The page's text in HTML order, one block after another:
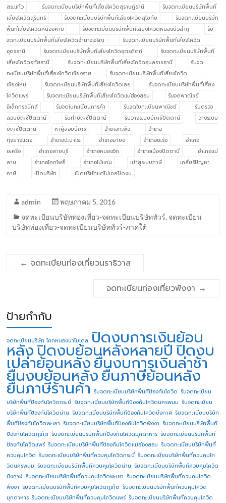
สระแก้ว
รับจดทะเบียนบริษัทพื้นที่เสี่ยงโควิดสุราษฎ์ธานี
รับจดทะเบียนบริษัทพื้นที่
เสี่ยงโควิดสุรินทร์
รับจดทะเบียนบริษัทพื้นที่เสี่ยงโควิดสุโขทัย
รับจดทะเบียนบริษัท
พื้นที่เสี่ยงโควิดหนองคาย
รับจดทะเบียนบริษัทพื้นที่เสี่ยงโควิดหนองบัวลำภู
รับ
จดทะเบียนบริษัทพื้นที่เสี่ยงโควิดอำนาจเจริญ
รับจดทะเบียนบริษัทพื้นที่เสี่ยงโควิด
อุดรธานี
รับจดทะเบียนบริษัทพื้นที่เสี่ยงโควิดอุตรดิตถ์
รับจดทะเบียนบริษัทพื้นที่
เสี่ยงโควิดอุทัยธานี
รับจดทะเบียนบริษัทพื้นที่เสี่ยงโควิดอุบลราชธานี
รับจด
ทะเบียนบริษัทพื้นที่เสี่ยงโควิดเชียงราย
รับจดทะเบียนบริษัทพื้นที่เสี่ยงโควิด
เชียงใหม่
รับจดทะเบียนบริษัทพื้นที่เสี่ยงโควิดเลย
รับจดทะเบียนบริษัทพื้นที่เสี่ยง
โควิดแพร่
รับจดทะเบียนบริษัทพื้นที่เสี่ยงโควิดแม่ฮ่องสอน
รับจดพาณิชย์
อิเล็กทรอนิกส์
รับจดใบทะเบียนการค้า รับจดใบทะเบียนพาณิชย์
รับตรวจ
สอบบัญชีปัตตานี
รับทำบัญชีปัตตานี รับวางระบบบัญชีปัตตานี
วางระบบ
บัญชีปัตตานี
หาผู้สอบบัญชี อำเภอกะพ้อ
อำเภอ
ทุ่งยางแดง
อำเภอปะนาเระ อำเภอมายอ อำเภอยะรัง
อำเภอ
ยะหริ่ง
อำเภอสายบุรี อำเภอหนองจิก อำเภอเมืองปัตตานี
อำเภอแม่
ลาน
อำเภอโคกโพธิ์ อำเภอไม้แก่น เข้าสู่ระบบภาษี
เคลียร์ปัญหา
ภาษี
เปิดบริษัท เปิดบริษัทแต่ไม่เคยปิดงบ
admin
พฤษภาคม 5, 2016
จดทะเบียนบริษัทท่องเที่ยว-จดทะเบียนบริษัททัวร์, จดทะเบียน
บริษัทท่องเที่ยว-จดทะเบียนบริษัททัวร์-ภาคใต้
← จดทะเบียนท่องเที่ยวนราธิวาส
จดทะเบียนท่องเที่ยวพังงา →
ป้ายกำกับ
จดทะเบียนบริษัท โคกหนองนาโมเดล ปิดงบการเงินย้อน
หลังปิดงบย้อนหลังหลายปี ปิดงบ
เปล่าย้อนหลังยื่นงบการเงินล่าช้า
ยื่นงบย้อนหลังยื่นภาษีย้อนหลัง
ยื่นภาษีร้านค้า รับจดทะเบียนบริษัทพื้นทีป้องกันโควิด รับจดทะเบียน
บริษัทพื้นทีป้องกันโควิดกระบี่ รับจดทะเบียนบริษัทพื้นทีป้องกันโควิดนครพนม รับจดทะเบียน
บริษัทพื้นทีป้องกันโควิดน่าน รับจดทะเบียนบริษัทพื้นทีป้องกันโควิดบึงกาฬ รับจดทะเบียนบริษัท
พื้นทีป้องกันโควิดพะเยา รับจดทะเบียนบริษัทพื้นทีป้องกันโควิดพังงา รับจดทะเบียนบริษัทพื้นที
ป้องกันโควิดภูเก็ต รับจดทะเบียนบริษัทพื้นทีป้องกันโควิดมุกดาหาร รับจดทะเบียนบริษัทพื้นที
ป้องกันโควิดแพร่ รับจดทะเบียนบริษัทพื้นทีป้องกันโควิดแม่ฮ่องสอน รับจดทะเบียนบริษัทพื้นที่
ควบคุมโควิด รับจดทะเบียนบริษัทพื้นที่ควบคุมโควิดกระบี่ รับจดทะเบียนบริษัทพื้นที่ควบคุมโค
วิดนครพนม รับจดทะเบียนบริษัทพื้นที่ควบคุมโควิดน่าน รับจดทะเบียนบริษัทพื้นที่ควบคุมโควิด
บึงกาฬ รับจดทะเบียนบริษัทพื้นที่ควบคุมโควิดพะเยา รับจดทะเบียนบริษัทพื้นที่ควบคุมโควิด
พังงา รับจดทะเบียนบริษัทพื้นที่ควบคุมโควิดภูเก็ต รับจดทะเบียนบริษัทพื้นที่ควบคุมโควิด
มุกดาหาร รับจดทะเบียนบริษัทพื้นที่ควบคุมโควิดแพร่ รับจดทะเบียนบริษัทพื้นที่ควบคุมโควิด